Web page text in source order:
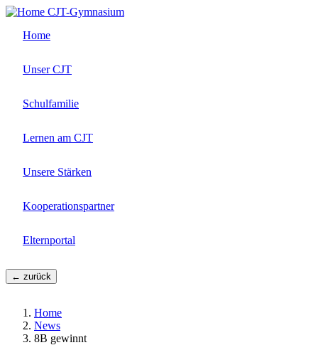
Direkt
Inhalt
CJT-Gymnasium
Home
Unser CJT
Schulfamilie
Lernen am CJT
Unsere Stärken
Kooperationspartner
Elternportal
← zurück
Home
News
8B gewinnt